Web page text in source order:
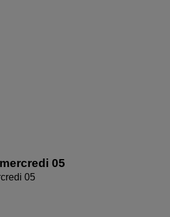
05
05